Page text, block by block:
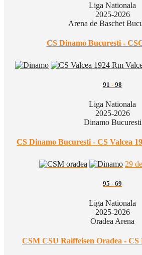
Liga Nationala
2025-2026
Arena de Baschet
CS Dinamo Bucuresti -
91 - 98
Liga Nationala
2025-2026
Dinamo Bucuresti
CS Dinamo Bucuresti - CS Valcea
29
95 - 69
Liga Nationala
2025-2026
Oradea Arena
CSM CSU Raiffeisen Oradea -